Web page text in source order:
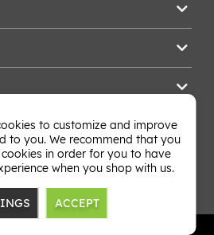
to customize and improve
to you. We recommend that you
in order for you to have
when you shop with us.
ACCEPT